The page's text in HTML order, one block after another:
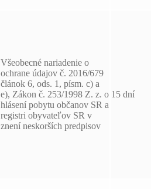
Všeobecné nariadenie o
ochrane údajov č. 2016/679
článok 6, ods. 1, písm. c) a
e), Zákon č. 253/1998 Z. z. o
hlásení pobytu občanov SR a
registri obyvateľov SR v
znení neskorších predpisov
15 dní